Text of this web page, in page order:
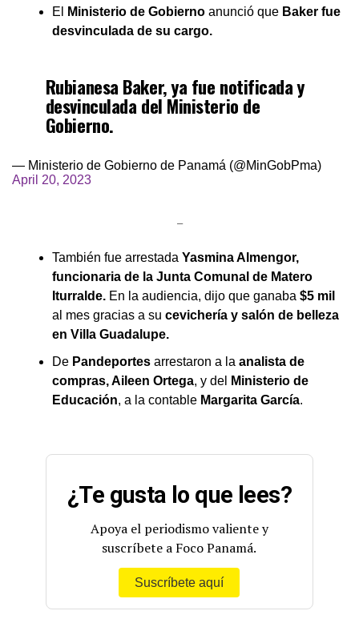
El Ministerio de Gobierno anunció que Baker fue
desvinculada de su cargo.
Rubianesa Baker, ya fue notificada y
desvinculada del Ministerio de
Gobierno.
— Ministerio de Gobierno de Panamá (@MinGobPma)
April 20, 2023
–
También fue arrestada Yasmina Almengor,
funcionaria de la Junta Comunal de Matero
Iturralde. En la audiencia, dijo que ganaba $5 mil
al mes gracias a su cevichería y salón de belleza
en Villa Guadalupe.
De Pandeportes arrestaron a la analista de
compras, Aileen Ortega, y del
Ministerio de
Educación, a la contable Margarita García.
¿Te gusta lo que lees?
Apoya el periodismo valiente y
suscríbete a Foco Panamá.
Suscríbete aquí